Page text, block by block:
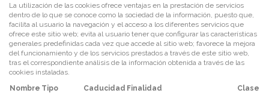
La utilización de las cookies ofrece ventajas en la prestación de servicios
dentro de lo que se conoce como la sociedad de la información, puesto que,
facilita al usuario la navegación y el acceso a los diferentes servicios que
ofrece este sitio web; evita al usuario tener que configurar las características
generales predefinidas cada vez que accede al sitio web; favorece la mejora
del funcionamiento y de los servicios prestados a través de este sitio web,
tras el correspondiente análisis de la información obtenida a través de las
cookies instaladas.
Nombre Tipo Caducidad Finalidad Clase